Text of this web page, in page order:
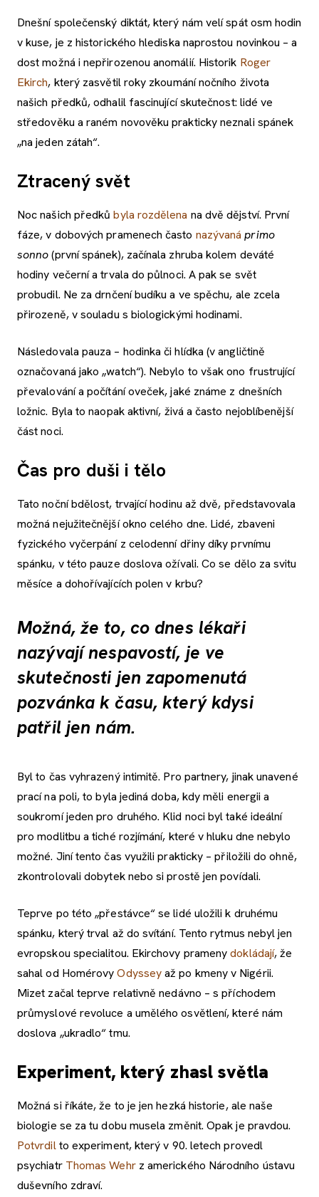
Dnešní společenský diktát, který nám velí spát osm hodin
v kuse, je z historického hlediska naprostou novinkou – a
dost možná i nepřirozenou anomálií. Historik Roger
Ekirch, který zasvětil roky zkoumání nočního života
našich předků, odhalil fascinující skutečnost: lidé ve
středověku a raném novověku prakticky neznali spánek
„na jeden zátah“.
Ztracený svět
Noc našich předkůbyla rozdělena na dvě dějství. První
fáze, v dobových pramenech často nazývaná primo
sonno(první spánek), začínala zhruba kolem deváté
hodiny večerní a trvala do půlnoci. A pak se svět
probudil. Ne za drnčení budíku a ve spěchu, ale zcela
přirozeně, v souladu s biologickými hodinami.
Následovala pauza – hodinka či hlídka (v angličtině
označovaná jako „watch“). Nebylo to však ono frustrující
převalování a počítání oveček, jaké známe z dnešních
ložnic. Byla to naopak aktivní, živá a často nejoblíbenější
část noci.
Čas pro duši i tělo
Tato noční bdělost, trvající hodinu až dvě, představovala
možná nejužitečnější okno celého dne. Lidé, zbaveni
fyzického vyčerpání z celodenní dřiny díky prvnímu
spánku, v této pauze doslova ožívali. Co se dělo za svitu
měsíce a dohořívajících polen v krbu?
Možná, že to, co dnes lékaři
nazývají nespavostí, je ve
skutečnosti jen zapomenutá
pozvánka k času, který kdysi
patřil jen nám.
Byl to čas vyhrazený intimitě. Pro partnery, jinak unavené
prací na poli, to byla jediná doba, kdy měli energii a
soukromí jeden pro druhého. Klid noci byl také ideální
pro modlitbu a tiché rozjímání, které v hluku dne nebylo
možné. Jiní tento čas využili prakticky – přiložili do ohně,
zkontrolovali dobytek nebo si prostě jen povídali.
Teprve po této „přestávce“ se lidé uložili k druhému
spánku, který trval až do svítání. Tento rytmus nebyl jen
evropskou specialitou. Ekirchovy pramenydokládají, že
sahal od HomérovyOdysseyaž po kmeny v Nigérii.
Mizet začal teprve relativně nedávno – s příchodem
průmyslové revoluce a umělého osvětlení, které nám
doslova „ukradlo“ tmu.
Experiment, který zhasl světla
Možná si říkáte, že to je jen hezká historie, ale naše
biologie se za tu dobu musela změnit. Opak je pravdou.
Potvrdilto experiment, který v 90. letech provedl
psychiatr Thomas Wehrz amerického Národního ústavu
duševního zdraví.